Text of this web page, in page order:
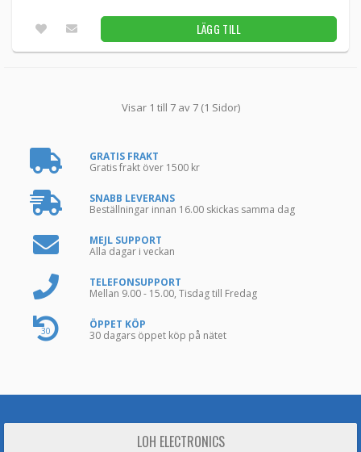
LÄGG TILL
Visar 1 till 7 av 7 (1 Sidor)
GRATIS FRAKT
Gratis frakt över 1500 kr
SNABB LEVERANS
Beställningar innan 16.00 skickas samma dag
MEJL SUPPORT
Alla dagar i veckan
TELEFONSUPPORT
Mellan 9.00 - 15.00, Tisdag till Fredag
30
ÖPPET KÖP
30 dagars öppet köp på nätet
LOH ELECTRONICS